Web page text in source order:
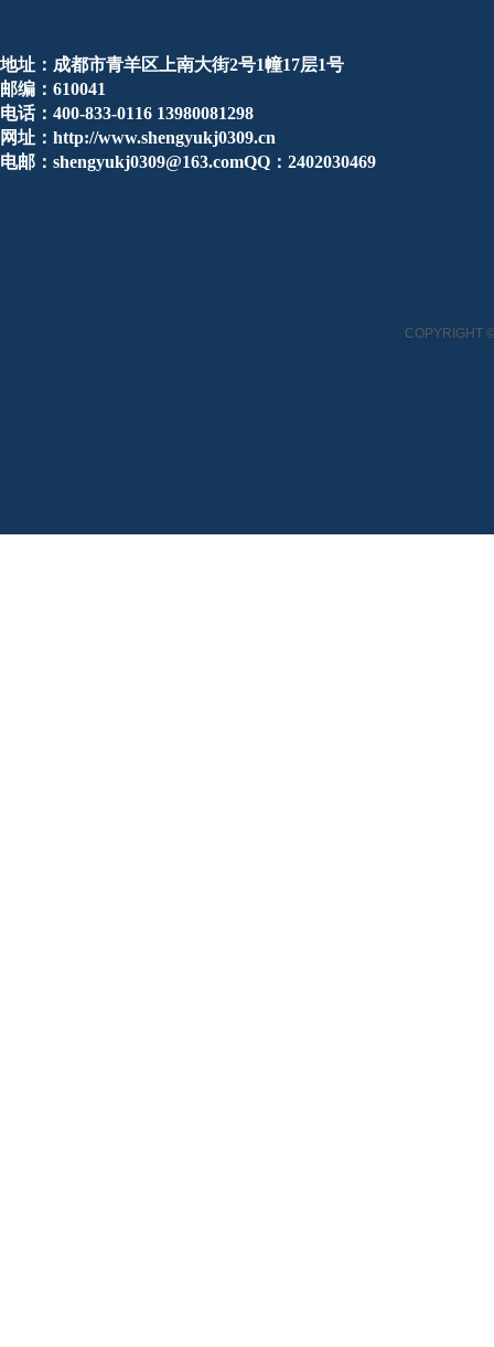
地址：成都市青羊区上南大街2号1幢17层1号
邮编：610041
电话：400-833-0116 13980081298
网址：http://www.shengyukj0309.cn
电邮：shengyukj0309@163.comQQ：2402030469
COPYRIGHT